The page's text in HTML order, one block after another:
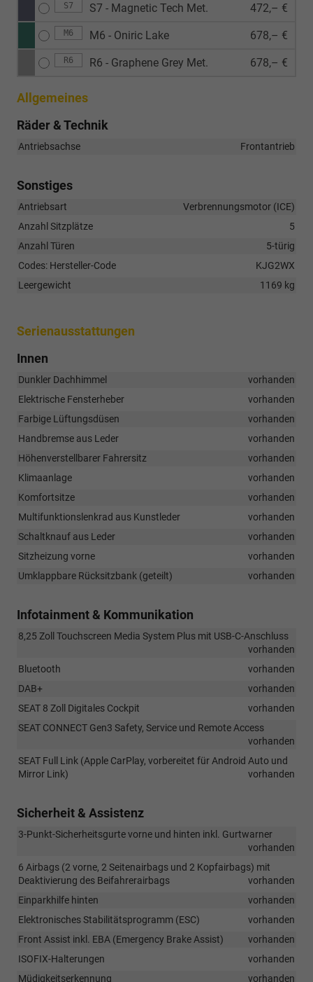
S7 S7 - Magnetic Tech Met. 472,– €
M6 M6 - Oniric Lake 678,– €
R6 R6 - Graphene Grey Met. 678,– €
Allgemeines
Räder & Technik
Antriebsachse Frontantrieb
Sonstiges
Antriebsart
Verbrennungsmotor (ICE)
Anzahl Sitzplätze
5
Anzahl Türen
5-türig
Codes: Hersteller-Code
KJG2WX
Leergewicht
1169 kg
Serienausstattungen
Innen
Dunkler Dachhimmel
vorhanden
Elektrische Fensterheber
vorhanden
Farbige Lüftungsdüsen
vorhanden
Handbremse aus Leder
vorhanden
Höhenverstellbarer Fahrersitz
vorhanden
Klimaanlage
vorhanden
Komfortsitze
vorhanden
Multifunktionslenkrad aus Kunstleder
vorhanden
Schaltknauf aus Leder
vorhanden
Sitzheizung vorne
vorhanden
Umklappbare Rücksitzbank (geteilt)
vorhanden
Infotainment & Kommunikation
8,25 Zoll Touchscreen Media System Plus mit USB-C-Anschluss
vorhanden
Bluetooth
vorhanden
DAB+
vorhanden
SEAT 8 Zoll Digitales Cockpit
vorhanden
SEAT CONNECT Gen3 Safety, Service und Remote Access
vorhanden
SEAT Full Link (Apple CarPlay, vorbereitet für Android Auto und
Mirror Link)
vorhanden
Sicherheit & Assistenz
3-Punkt-Sicherheitsgurte vorne und hinten inkl. Gurtwarner
vorhanden
6 Airbags (2 vorne, 2 Seitenairbags und 2 Kopfairbags) mit
Deaktivierung des Beifahrerairbags
vorhanden
Einparkhilfe hinten
vorhanden
Elektronisches Stabilitätsprogramm (ESC)
vorhanden
Front Assist inkl. EBA (Emergency Brake Assist)
vorhanden
ISOFIX-Halterungen
vorhanden
Müdigkeitserkennung
vorhanden